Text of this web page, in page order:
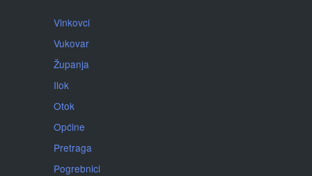
Vinkovci
Vukovar
Županja
Ilok
Otok
Općine
Pretraga
Pogrebnici